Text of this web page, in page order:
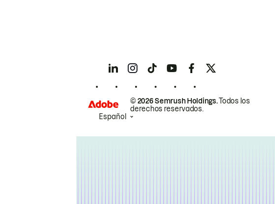
© 2026 Semrush Holdings.Todos los
derechos reservados.
Español